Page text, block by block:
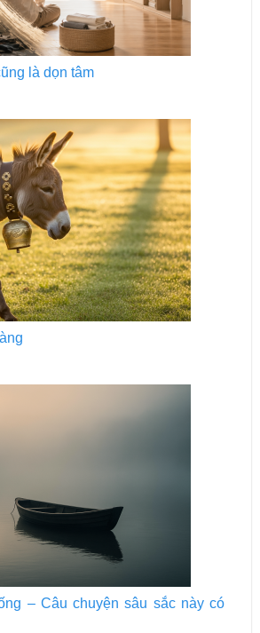
là dọn tâm
– Câu chuyện sâu sắc này có